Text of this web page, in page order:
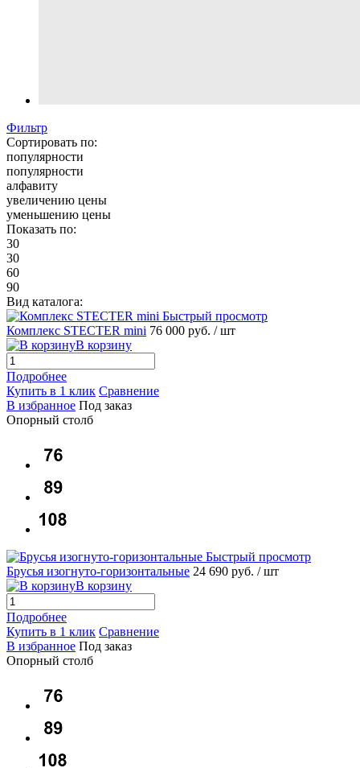
Фильтр
Сортировать по:
популярности
популярности
алфавиту
увеличению цены
уменьшению цены
Показать по:
30
30
60
90
Вид каталога:
Быстрый просмотр
Комплекс STECTER mini 76 000 руб. / шт
В корзину
Подробнее
Купить в 1 клик Сравнение
В избранное Под заказ
Опорный столб
Быстрый просмотр
Брусья изогнуто-горизонтальные 24 690 руб. / шт
В корзину
Подробнее
Купить в 1 клик Сравнение
В избранное Под заказ
Опорный столб